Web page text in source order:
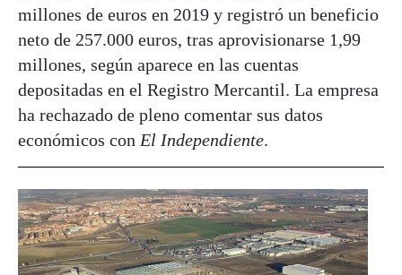
millones de euros en 2019 y registró un beneficio
neto de 257.000 euros, tras aprovisionarse 1,99
millones, según aparece en las cuentas
depositadas en el Registro Mercantil. La empresa
ha rechazado de pleno comentar sus datos
económicos con El Independiente.